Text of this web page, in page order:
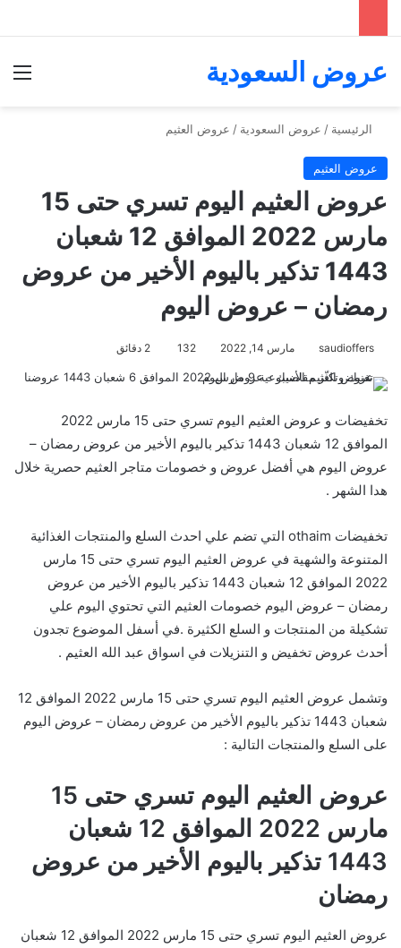
عروض السعودية
الرئيسية / عروض السعودية / عروض العثيم
عروض العثيم
عروض العثيم اليوم تسري حتى 15
مارس 2022 الموافق 12 شعبان
1443 تذكير باليوم الأخير من عروض
رمضان – عروض اليوم
saudioffers مارس 14, 2022 132
تخفيضات و عروض العثيم اليوم تسري حتى 15 مارس 2022
الموافق 12 شعبان 1443 تذكير باليوم الأخير من عروض رمضان –
عروض اليوم هي أفضل عروض و خصومات متاجر العثيم حصرية خلال
هدا الشهر .
تخفيضات othaim التي تضم علي احدث السلع والمنتجات الغذائية
المتنوعة والشهية في عروض العثيم اليوم تسري حتى 15 مارس
2022 الموافق 12 شعبان 1443 تذكير باليوم الأخير من عروض
رمضان – عروض اليوم خصومات العثيم التي تحتوي اليوم علي
تشكيلة من المنتجات و السلع الكثيرة .في أسفل الموضوع تجدون
أحدث عروض تخفيض و التنزيلات في اسواق عبد الله العثيم .
وتشمل عروض العثيم اليوم تسري حتى 15 مارس 2022 الموافق 12
شعبان 1443 تذكير باليوم الأخير من عروض رمضان – عروض اليوم
على السلع والمنتجات التالية :
عروض العثيم اليوم تسري حتى 15
مارس 2022 الموافق 12 شعبان
1443 تذكير باليوم الأخير من عروض
رمضان
عروض العثيم اليوم تسري حتى 15 مارس 2022 الموافق 12 شعبان